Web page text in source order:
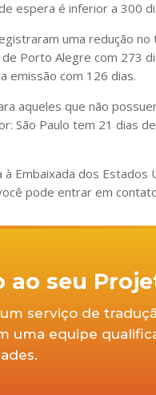
espera é inferior a 300
uma redução
Porto Alegre com 273
emissão com 126 dias.
aqueles que não
São Paulo tem 21 dias
Embaixada dos
pode entrar em
seu
serviço de
uma equipe